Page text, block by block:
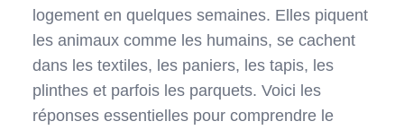
logement en quelques semaines. Elles piquent
les animaux comme les humains, se cachent
dans les textiles, les paniers, les tapis, les
plinthes et parfois les parquets. Voici les
réponses essentielles pour comprendre le